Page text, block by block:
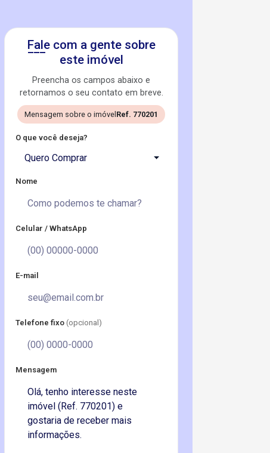
Fale com a gente sobre
este imóvel
Preencha os campos abaixo e
retornamos o seu contato em breve.
Mensagem sobre o imóvel Ref. 770201
O que você deseja?
Quero Comprar
Nome
Celular / WhatsApp
E-mail
Telefone fixo (opcional)
Mensagem